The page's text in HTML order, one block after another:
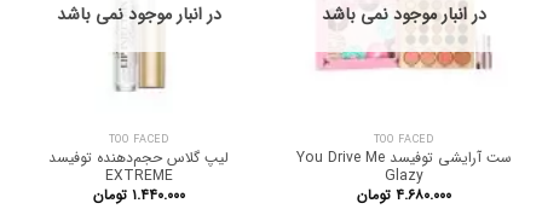
در انبار موجود نمی باشد
TOO FACED
ست آرایشی توفیسد You Drive Me
Glazy
۴.۶۸۰.۰۰۰ تومان
در انبار موجود نمی باشد
TOO FACED
لیپ گلاس حجم‌دهنده توفیسد
EXTREME
۱.۴۴۰.۰۰۰ تومان